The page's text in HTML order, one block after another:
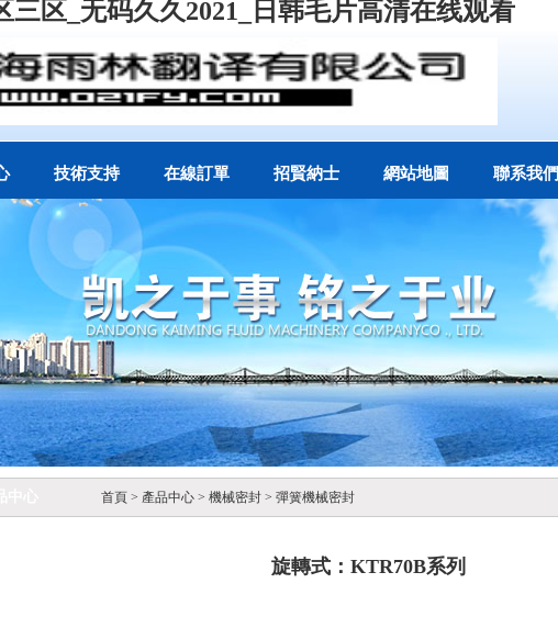
区_无码久久2021_日韩毛片高清在线观看
技術支持
執(zhí)行標準
選型指南
故障分析
服務承諾
API682密封輔助
系統(tǒng)說明
在線訂單 招賢納士 網站地圖 聯系我們
在線留言
首頁 > 產品中心 > 機械密封 > 彈簧機械密封
旋轉式：KTR70B系列